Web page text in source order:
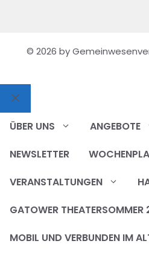
© 2026 by
Schließen
ÜBER UNS ANGEBOTE
NEWSLETTER
VERANSTALTUNGEN
GATOWER
MOBIL UND VERBUNDEN IM